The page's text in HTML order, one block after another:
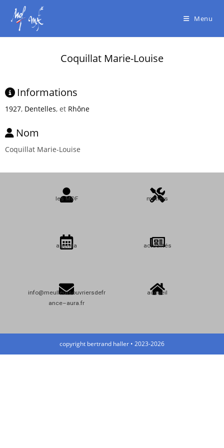
Menu
Coquillat Marie-Louise
Informations
1927, Dentelles, et Rhône
Nom
Coquillat Marie-Louise
les MOF métiers
agenda actualités
info@meulleursouvriersdefr
ance–aura.fr
accueil
copyright bertrand haller • 2023-2026